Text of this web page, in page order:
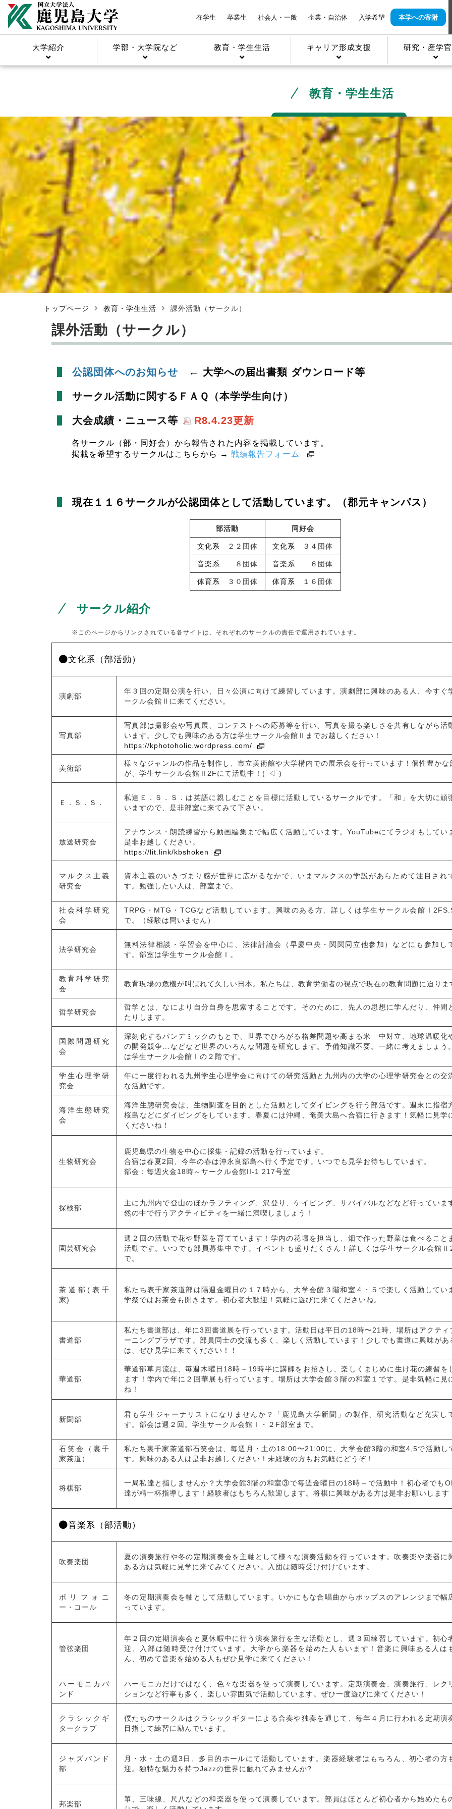
在学生 卒業生 社会人・一般 企業・自治体 入学希望
本学への寄附
大学紹介 学部・大学院など 教育・学生生活 キャリア形成支援 研究・産学
教育・学生生活
トップページ 教育・学生生活 課外活動（サークル）
課外活動（サークル）
公認団体へのお知らせ ← 大学への届出書類 ダウンロード等
サークル活動に関するＦＡＱ（本学学生向け）
大会成績・ニュース等 R8.4.23更新
各サークル（部・同好会）から報告された内容を掲載しています。
掲載を希望するサークルはこちらから → 戦績報告フォーム
現在１１６サークルが公認団体として活動しています。（郡元キャンパス）
部活動 同好会
文化系 ２２団体 文化系 ３４団体
音楽系 ８団体 音楽系 ６団体
体育系 ３０団体 体育系 １６団体
サークル紹介
※このページからリンクされている各サイトは、それぞれのサークルの責任で運用されています。
文化系（部活動）
演劇部
年３回の定期公演を行い、日々公演に向けて練習しています。演劇部に興味のある人、今すぐ
ークル会館Ⅱに来てください。
写真部
写真部は撮影会や写真展、コンテストへの応募等を行い、写真を撮る楽しさを共有しながら活
います。少しでも興味のある方は学生サークル会館Ⅱまでお越しください！
https://kphotoholic.wordpress.com/
美術部
様々なジャンルの作品を制作し、市立美術館や大学構内での展示会を行っています！個性豊かな
が、学生サークル会館Ⅱ2Fにて活動中！(˙◁˙)
Ｅ．Ｓ．Ｓ．
私達Ｅ．Ｓ．Ｓ．は英語に親しむことを目標に活動しているサークルです。「和」を大切に頑
いますので、是非部室に来てみて下さい。
放送研究会
アナウンス・朗読練習から動画編集まで幅広く活動しています。YouTubeにてラジオもしてい
是非お越しください。
https://lit.link/kbshoken
マルクス主義
研究会
資本主義のいきづまり感が世界に広がるなかで、いまマルクスの学説があらためて注目され
す。勉強したい人は、部室まで。
社会科学研究
会
TRPG・MTG・TCGなど活動しています。興味のある方、詳しくは学生サークル会館
で。（経験は問いません）
法学研究会
無料法律相談・学習会を中心に、法律討論会（早慶中央・関関同立他参加）などにも参加し
す。 部室は学生サークル会館Ⅰ。
教育科学研究
会
教育現場の危機が叫ばれて久しい日本。私たちは、教育労働者の視点で現在の教育問題に迫りま
哲学研究会
哲学とは、なにより自分自身を思索することです。そのために、先人の思想に学んだり、仲間
たりします。
国際問題研究
会
深刻化するパンデミックのもとで、世界でひろがる格差問題や高まる米―中対立、地球温暖化
の開発競争...などなど世界のいろんな問題を研究します。予備知識不要。一緒に考えましょう
は学生サークル会館Ⅰの２階です。
学生心理学研
究会
年に一度行われる九州学生心理学会に向けての研究活動と九州内の大学の心理学研究会との交
な活動です。
海洋生態研究
会
海洋生態研究会は、生物調査を目的とした活動としてダイビングを行う部活です。週末に指宿
桜島などにダイビングをしています。春夏には沖縄、奄美大島へ合宿に行きます！気軽に見学
くださいね！
生物研究会
鹿児島県の生物を中心に採集・記録の活動を行っています。
合宿は春夏2回、今年の春は沖永良部島へ行く予定です。いつでも見学お待ちしています。
部会：毎週火金18時～サークル会館II-1 217号室
探検部
主に九州内で登山のほかラフティング、沢登り、ケイビング、サバイバルなどなど行っていま
然の中で行うアクティビティを一緒に満喫しましょう！
園芸研究会
週２回の活動で花や野菜を育てています！学内の花壇を担当し、畑で作った野菜は食べること
活動です。いつでも部員募集中です。イベントも盛りだくさん！詳しくは学生サークル会館Ⅱ
で。
茶道部(表千
家)
私たち表千家茶道部は隔週金曜日の１７時から、大学会館３階和室４・５で楽しく活動してい
学祭ではお茶会も開きます。初心者大歓迎！気軽に遊びに来てくださいね。
書道部
私たち書道部は、年に3回書道展を行っています。活動日は平日の18時〜21時、場所はアクティ
ーニングプラザです。部員同士の交流も多く、楽しく活動しています！少しでも書道に興味があ
は、ぜひ見学に来てください！！
華道部
華道部草月流は、毎週木曜日18時～19時半に講師をお招きし、楽しくまじめに生け花の練習を
ます！学内で年に２回華展も行っています。場所は大学会館３階の和室１です。是非気軽に見
ね！
新聞部
君も学生ジャーナリストになりませんか？「鹿児島大学新聞」の製作、研究活動など充実し
す。部会は週２回。学生サークル会館Ⅰ・２F部室まで。
石笑会（裏千
家茶道）
私たち裏千家茶道部石笑会は、毎週月・土の18:00〜21:00に、大学会館3階の和室4,5で活動し
す。興味のある人は是非お越しください！未経験の方もお気軽にどうぞ！
将棋部
一局私達と指しませんか？大学会館3階の和室③で毎週金曜日の18時～で活動中！初心者でも
達が精一杯指導します！経験者はもちろん歓迎します。将棋に興味がある方は是非お願いします
音楽系（部活動）
吹奏楽団
夏の演奏旅行や冬の定期演奏会を主軸として様々な演奏活動を行っています。吹奏楽や楽器に
ある方は気軽に見学に来てみてください。入団は随時受け付けています。
ポリフォニ
ー・コール
冬の定期演奏会を軸として活動しています。いかにもな合唱曲からポップスのアレンジまで幅
っています。
管弦楽団
年２回の定期演奏会と夏休暇中に行う演奏旅行を主な活動とし、週３回練習しています。初心
迎、入部は随時受け付けています。大学から楽器を始めた人もいます！音楽に興味ある人は
ん、初めて音楽を始める人もぜひ見学に来てください！
ハーモニカバ
ンド
ハーモニカだけではなく、色々な楽器を使って演奏しています。定期演奏会、演奏旅行、レク
ションなど行事も多く、楽しい雰囲気で活動しています。ぜひ一度遊びに来てください！
クラシックギ
タークラブ
僕たちのサークルはクラシックギターによる合奏や独奏を通じて、毎年４月に行われる定期演
目指して練習に励んでいます。
ジャズバンド
部
月・水・土の週3日、多目的ホールにて活動しています。楽器経験者はもちろん、初心者の方
迎。独特な魅力を持つJazzの世界に触れてみませんか?
邦楽部
箏、三味線、尺八などの和楽器を使って演奏しています。部員はほとんど初心者から始めたも